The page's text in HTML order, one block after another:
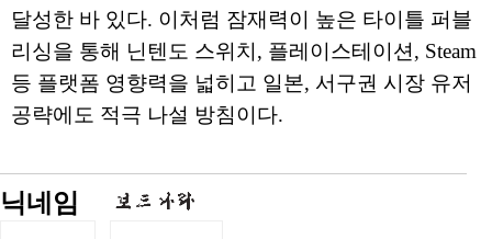
달성한 바 있다. 이처럼 잠재력이 높은 타이틀 퍼블
리싱을 통해 닌텐도 스위치, 플레이스테이션, Steam
등 플랫폼 영향력을 넓히고 일본, 서구권 시장 유저
공략에도 적극 나설 방침이다.
닉네임